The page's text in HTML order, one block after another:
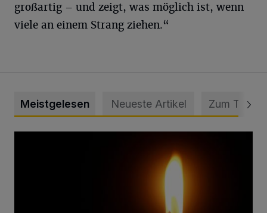
großartig – und zeigt, was möglich ist, wenn
viele an einem Strang ziehen.“
Meistgelesen Neueste Artikel Zum Thema